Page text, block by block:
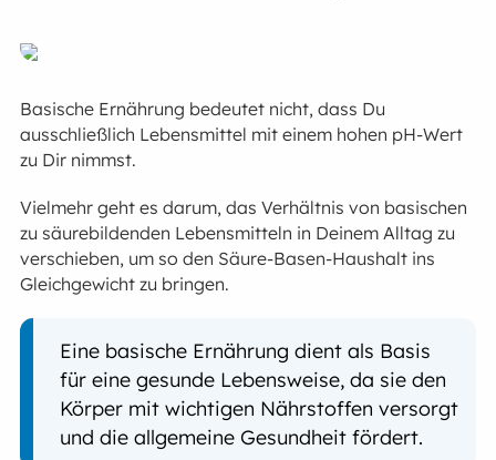
Basische Ernährung bedeutet nicht, dass Du
ausschließlich Lebensmittel mit einem hohen pH-Wert
zu Dir nimmst.
Vielmehr geht es darum, das Verhältnis von basischen
zu säurebildenden Lebensmitteln in Deinem Alltag zu
verschieben, um so den Säure-Basen-Haushalt ins
Gleichgewicht zu bringen.
Eine basische Ernährung dient als Basis
für eine gesunde Lebensweise, da sie den
Körper mit wichtigen Nährstoffen versorgt
und die allgemeine Gesundheit fördert.